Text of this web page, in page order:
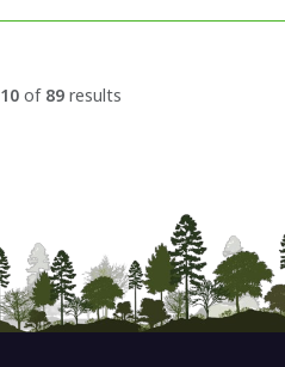
10 of 89 results